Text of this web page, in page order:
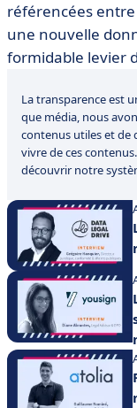
référencées entre
une nouvelle
formidable levier
La transparence est
que média, nous
contenus utiles et de
vivre de ces
découvrir notre